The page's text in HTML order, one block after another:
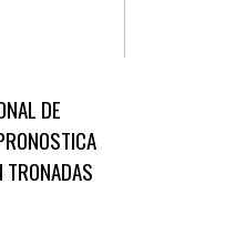
DE
TRONADAS